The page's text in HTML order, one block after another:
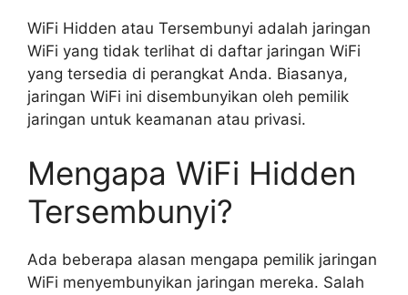
WiFi Hidden atau Tersembunyi adalah jaringan
WiFi yang tidak terlihat di daftar jaringan WiFi
yang tersedia di perangkat Anda. Biasanya,
jaringan WiFi ini disembunyikan oleh pemilik
jaringan untuk keamanan atau privasi.
Mengapa WiFi Hidden
Tersembunyi?
Ada beberapa alasan mengapa pemilik jaringan
WiFi menyembunyikan jaringan mereka. Salah